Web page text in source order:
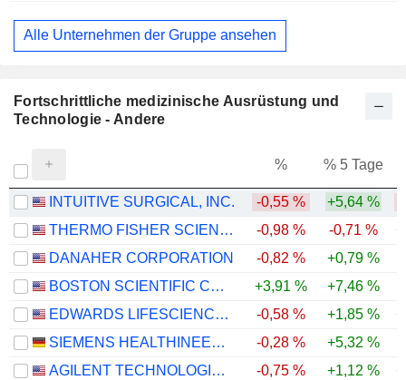
Alle Unternehmen der Gruppe ansehen
Fortschrittliche medizinische Ausrüstung und
Technologie - Andere
% % 5 Tage
INTUITIVE SURGICAL, INC. -0,55 % +5,64 %
THERMO FISHER SCIENTIFIC, INC.
-0,98 % -0,71 %
DANAHER CORPORATION
-0,82 % +0,79 %
BOSTON SCIENTIFIC CORPORATION
+3,91 % +7,46 %
EDWARDS LIFESCIENCES CORPORATION
-0,58 % +1,85 %
SIEMENS HEALTHINEERS AG
-0,28 % +5,32 %
AGILENT TECHNOLOGIES, INC.
-0,75 % +1,12 %